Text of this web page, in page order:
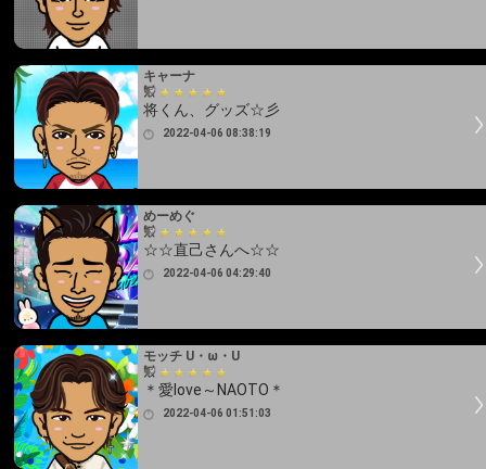
キャーナ
将くん、グッズ☆彡
2022-04-06 08:38:19
めーめぐ
☆☆直己さんへ☆☆
2022-04-06 04:29:40
モッチ U・ω・U
＊愛love～NAOTO＊
2022-04-06 01:51:03